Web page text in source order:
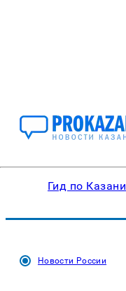
Гид по Казани
Новости России